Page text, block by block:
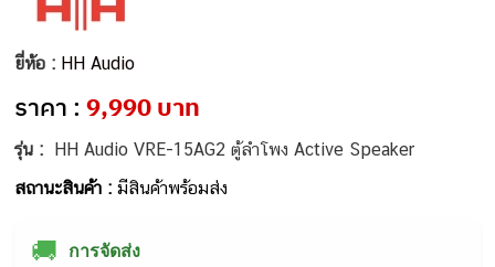
ยี่ห้อ : HH Audio
ราคา :9,990 บาท
รุ่น : HH Audio VRE-15AG2 ตู้ลำโพง Active Speaker
สถานะสินค้า :มีสินค้าพร้อมส่ง
🚚 การจัดส่ง